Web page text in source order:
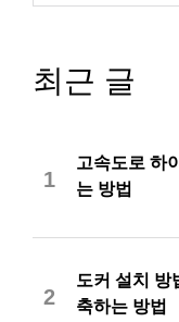
최근 글
1
고속도로 하
는 방법
2
도커 설치 방
축하는 방법